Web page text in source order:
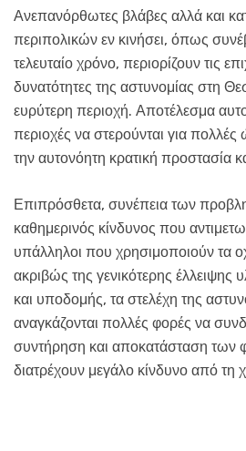
Ανεπανόρθωτες βλάβες αλλά και
περιπολικών εν κινήσει, όπως
τελευταίο χρόνο, περιορίζουν τις
δυνατότητες της αστυνομίας στη
ευρύτερη περιοχή. Αποτέλεσμα
περιοχές να στερούνται για
την αυτονόητη κρατική προστασία
Επιπρόσθετα, συνέπεια των
καθημερινός κίνδυνος που
υπάλληλοι που χρησιμοποιούν τα
ακριβώς της γενικότερης έλλειψης
και υποδομής, τα στελέχη της
αναγκάζονται πολλές φορές να
συντήρηση και αποκατάσταση των
διατρέχουν μεγάλο κίνδυνο από τη